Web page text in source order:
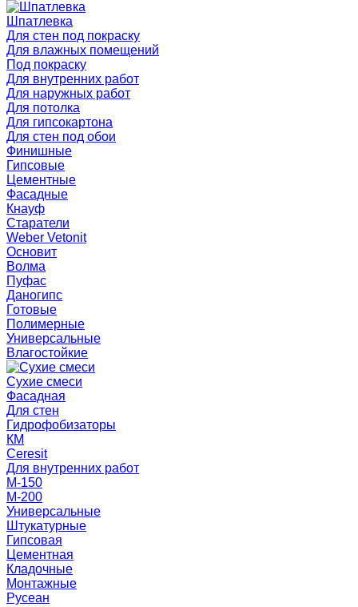
Шпатлевка
Для стен под покраску
Для влажных помещений
Под покраску
Для внутренних работ
Для наружных работ
Для потолка
Для гипсокартона
Для стен под обои
Финишные
Гипсовые
Цементные
Фасадные
Кнауф
Старатели
Weber Vetonit
Основит
Волма
Пуфас
Даногипс
Готовые
Полимерные
Универсальные
Влагостойкие
Сухие смеси
Фасадная
Для стен
Гидрофобизаторы
КМ
Ceresit
Для внутренних работ
М-150
М-200
Универсальные
Штукатурные
Гипсовая
Цементная
Кладочные
Монтажные
Русеан